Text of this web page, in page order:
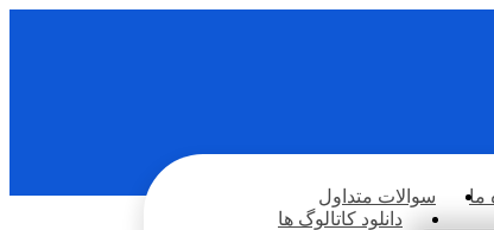
ما
سوالات متداول
دانلود کاتالوگ ها